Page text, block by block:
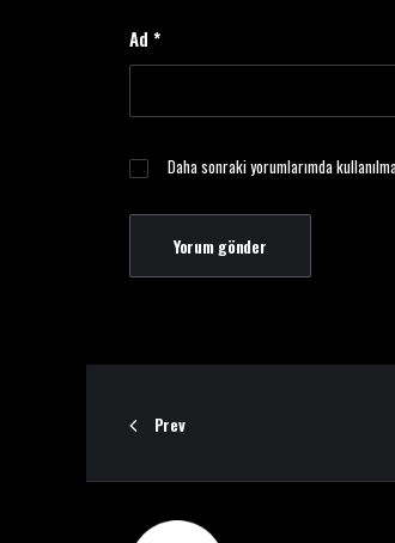
Ad *
Daha sonraki yorumlarımda
Prev